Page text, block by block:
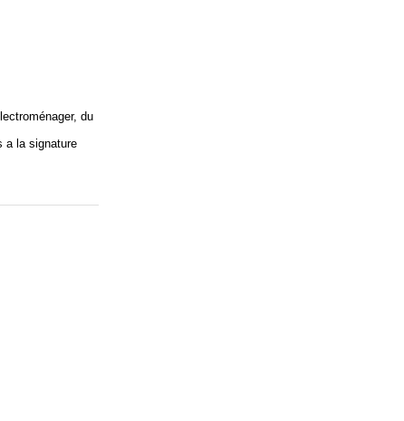
du
a la signature